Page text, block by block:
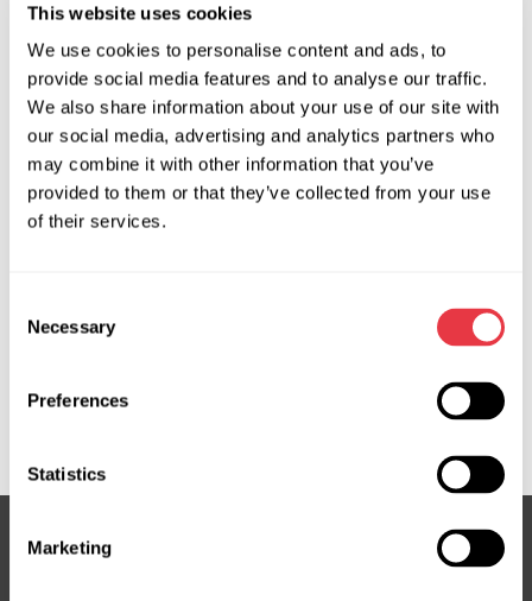
This website uses cookies
We use cookies to personalise content and ads, to
provide social media features and to analyse our traffic.
We also share information about your use of our site with
our social media, advertising and analytics partners who
may combine it with other information that you’ve
provided to them or that they’ve collected from your use
of their services.
Selection
Necessary
Preferences
Statistics
Marketing
19.01.2026
MSG Equipment на международных
выставках в 2026 году
В 2026 году мы представим оборудование MSG
Equipment на ведущих мировых выставках
автосервиса и диагностики. Встретимся лично в